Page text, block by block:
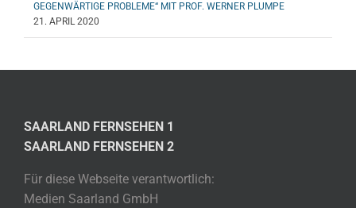
GEGENWÄRTIGE PROBLEME“ MIT PROF. WERNER PLUMPE
21. APRIL 2020
SAARLAND FERNSEHEN 1
SAARLAND FERNSEHEN 2
Für diese Webseite verantwortlich:
Medien Saarland GmbH